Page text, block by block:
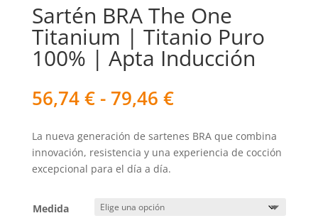
Sartén BRA The One
Titanium | Titanio Puro
100% | Apta Inducción
56,74€ - 79,46 €Rango
de
precios:
desde
56,74 €
La nueva generación de sartenes BRA que combina
innovación, resistencia y una experiencia de cocción
excepcional para el día a día.
Medida